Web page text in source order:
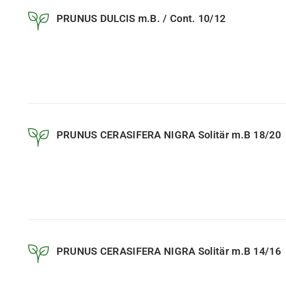
PRUNUS DULCIS m.B. / Cont. 10/12
PRUNUS CERASIFERA NIGRA Solitär m.B 18/20
PRUNUS CERASIFERA NIGRA Solitär m.B 14/16